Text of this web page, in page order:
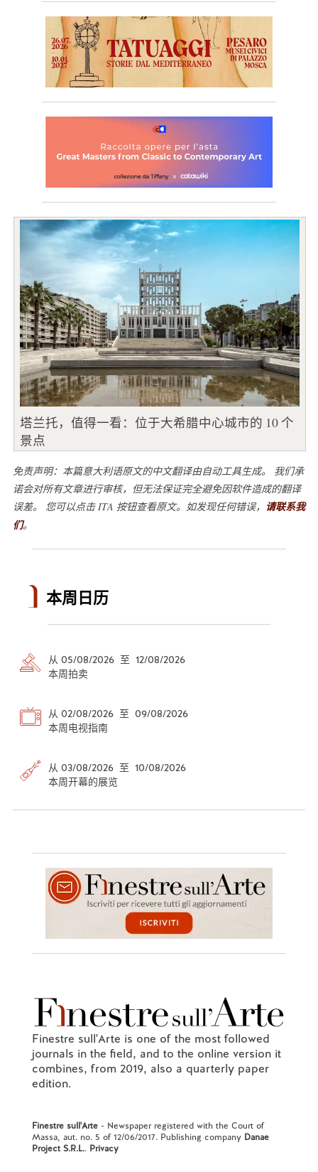
塔兰托，值得一看：位于大希腊中心城市的 10 个
景点
免责声明：本篇意大利语原文的中文翻译由自动工具生成。 我们承
诺会对所有文章进行审核，但无法保证完全避免因软件造成的翻译
误差。 您可以点击 ITA 按钮查看原文。如发现任何错误， 请联系我
们。
本周日历
从 05/08/2026 至 12/08/2026
本周拍卖
从 02/08/2026 至 09/08/2026
本周电视指南
从 03/08/2026 至 10/08/2026
本周开幕的展览
Finestre sull'Arte is one of the most followed
journals in the field, and to the online version it
combines, from 2019, also a quarterly paper
edition.
Finestre sull'Arte- Newspaper registered with the Court of
Massa, aut. no. 5 of 12/06/2017. Publishing company Danae
Project S.R.L.. Privacy